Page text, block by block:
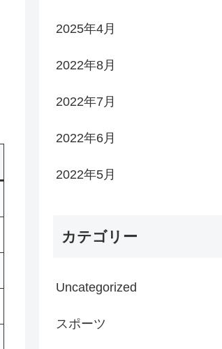
2025年4月
2022年8月
2022年7月
2022年6月
2022年5月
カテゴリー
Uncategorized
スポーツ